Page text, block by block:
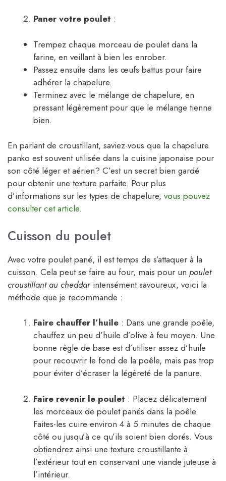
Paner votre poulet :
Trempez chaque morceau de poulet dans la
farine, en veillant à bien les enrober.
Passez ensuite dans les œufs battus pour faire
adhérer la chapelure.
Terminez avec le mélange de chapelure, en
pressant légèrement pour que le mélange tienne
bien.
En parlant de croustillant, saviez-vous que la chapelure
panko est souvent utilisée dans la cuisine japonaise pour
son côté léger et aérien? C’est un secret bien gardé
pour obtenir une texture parfaite. Pour plus
d’informations sur les types de chapelure, vous pouvez
consulter cet article.
Cuisson du poulet
Avec votre poulet pané, il est temps de s’attaquer à la
cuisson. Cela peut se faire au four, mais pour un poulet
croustillant au cheddarintensément savoureux, voici la
méthode que je recommande :
Faire chauffer l’huile : Dans une grande poêle,
chauffez un peu d’huile d’olive à feu moyen. Une
bonne règle de base est d’utiliser assez d’huile
pour recouvrir le fond de la poêle, mais pas trop
pour éviter d’écraser la légèreté de la panure.
Faire revenir le poulet : Placez délicatement
les morceaux de poulet panés dans la poêle.
Faites-les cuire environ 4 à 5 minutes de chaque
côté ou jusqu’à ce qu’ils soient bien dorés. Vous
obtiendrez ainsi une texture croustillante à
l’extérieur tout en conservant une viande juteuse à
l’intérieur.